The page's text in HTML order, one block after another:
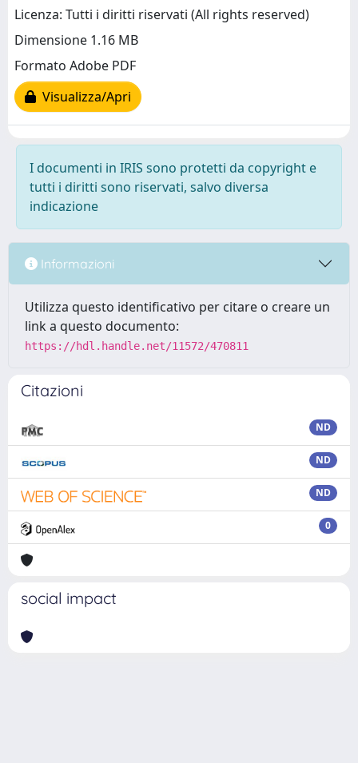
Licenza: Tutti i diritti riservati (All rights reserved)
Dimensione 1.16 MB
Formato Adobe PDF
Visualizza/Apri
I documenti in IRIS sono protetti da copyright e
tutti i diritti sono riservati, salvo diversa
indicazione
Informazioni
Utilizza questo identificativo per citare o creare un
link a questo documento:
https://hdl.handle.net/11572/470811
Citazioni
ND
ND
ND
0
social impact